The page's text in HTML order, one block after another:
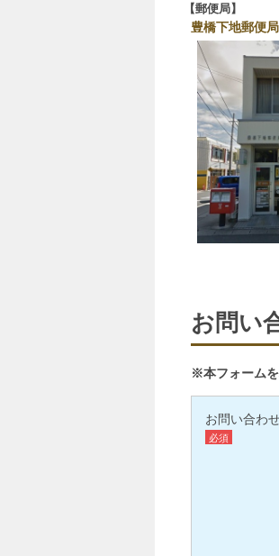
郵便局
豊橋下地郵便局
お問い
※本フォームを
お問い合わ